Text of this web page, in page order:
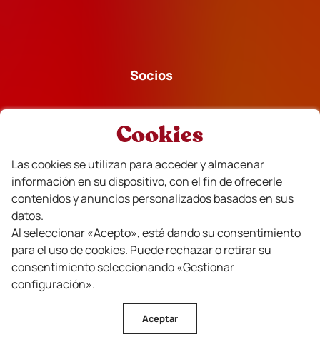
Socios
Financiado
CVR Beira Interior Vinos © Todos los derechos reservados
Cookies
Las cookies se utilizan para acceder y almacenar
información en su dispositivo, con el fin de ofrecerle
contenidos y anuncios personalizados basados en sus
datos.
Al seleccionar «Acepto», está dando su consentimiento
para el uso de cookies. Puede rechazar o retirar su
consentimiento seleccionando «Gestionar
configuración».
Aceptar